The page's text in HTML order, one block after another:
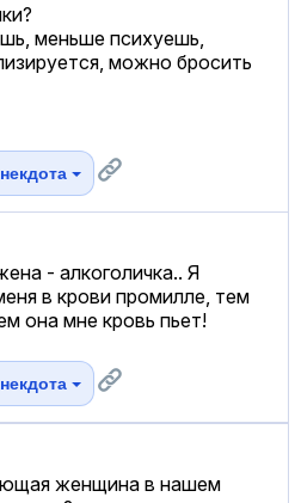
меньше психуешь,
можно бросить
- алкоголичка.. Я
в крови промилле, тем
она мне кровь пьет!
женщина в нашем